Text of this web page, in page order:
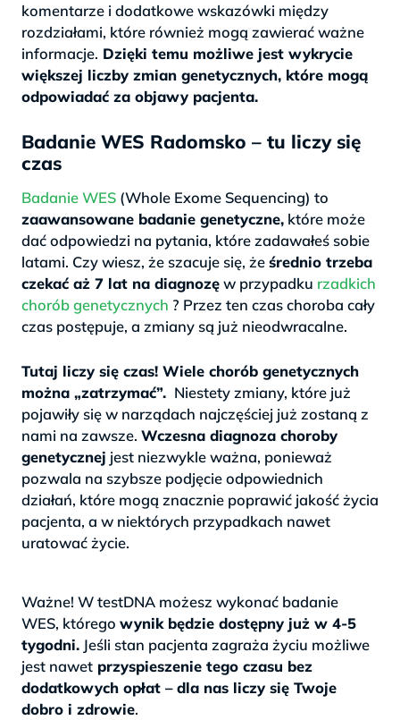
komentarze i dodatkowe wskazówki między
rozdziałami, które również mogą zawierać ważne
informacje. Dzięki temu możliwe jest wykrycie
większej liczby zmian genetycznych, które mogą
odpowiadać za objawy pacjenta.
Badanie WES Radomsko – tu liczy się
czas
Badanie WES (Whole Exome Sequencing) to
zaawansowane badanie genetyczne, które może
dać odpowiedzi na pytania, które zadawałeś sobie
latami. Czy wiesz, że szacuje się, żeśrednio trzeba
czekać aż 7 lat na diagnozęw przypadku rzadkich
chorób genetycznych ? Przez ten czas choroba cały
czas postępuje, a zmiany są już nieodwracalne.
Tutaj liczy się czas! Wiele chorób genetycznych
można „zatrzymać”. Niestety zmiany, które już
pojawiły się w narządach najczęściej już zostaną z
nami na zawsze. Wczesna diagnoza choroby
genetycznej jest niezwykle ważna, ponieważ
pozwala na szybsze podjęcie odpowiednich
działań, które mogą znacznie poprawić jakość życia
pacjenta, a w niektórych przypadkach nawet
uratować życie.
Ważne! W testDNA możesz wykonać badanie
WES, którego wynik będzie dostępny już w 4-5
tygodni. Jeśli stan pacjenta zagraża życiu możliwe
jest nawet przyspieszenie tego czasu bez
dodatkowych opłat – dla nas liczy się Twoje
dobro i zdrowie.